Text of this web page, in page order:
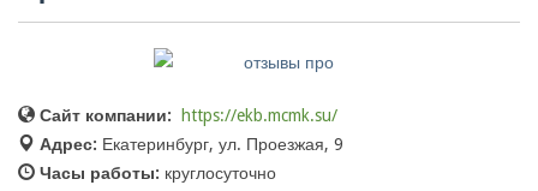
Сайт компании:
https://ekb.mcmk.su/
Адрес: Екатеринбург, ул. Проезжая, 9
Часы работы: круглосуточно